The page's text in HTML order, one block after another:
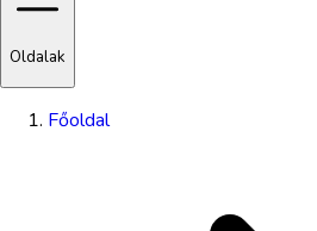
Oldalak
Főoldal